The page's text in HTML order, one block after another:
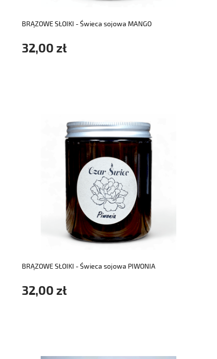
BRĄZOWE SŁOIKI - Świeca sojowa MANGO
32,00 zł
BRĄZOWE SŁOIKI - Świeca sojowa PIWONIA
32,00 zł
do koszyka